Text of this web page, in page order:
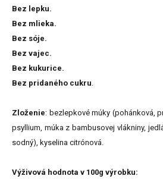
Bez lepku.
Bez mlieka.
Bez sóje.
Bez vajec.
Bez kukurice.
Bez pridaného cukru.
Zloženie: bezlepkové múky (pohánková,
psyllium, múka z bambusovej vlákniny,
sodný), kyselina citrónová.
Výživová hodnota v 100g výrobku: